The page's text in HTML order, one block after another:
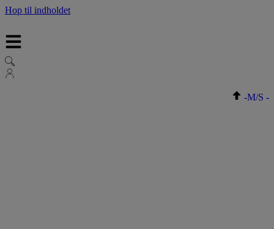
Hop til indholdet
-M/S -